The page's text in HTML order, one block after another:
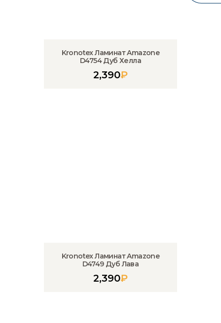
Kronotex Ламинат Amazone
D4754 Дуб Хелла
2,390₽
Kronotex Ламинат Amazone
D4749 Дуб Лава
2,390₽